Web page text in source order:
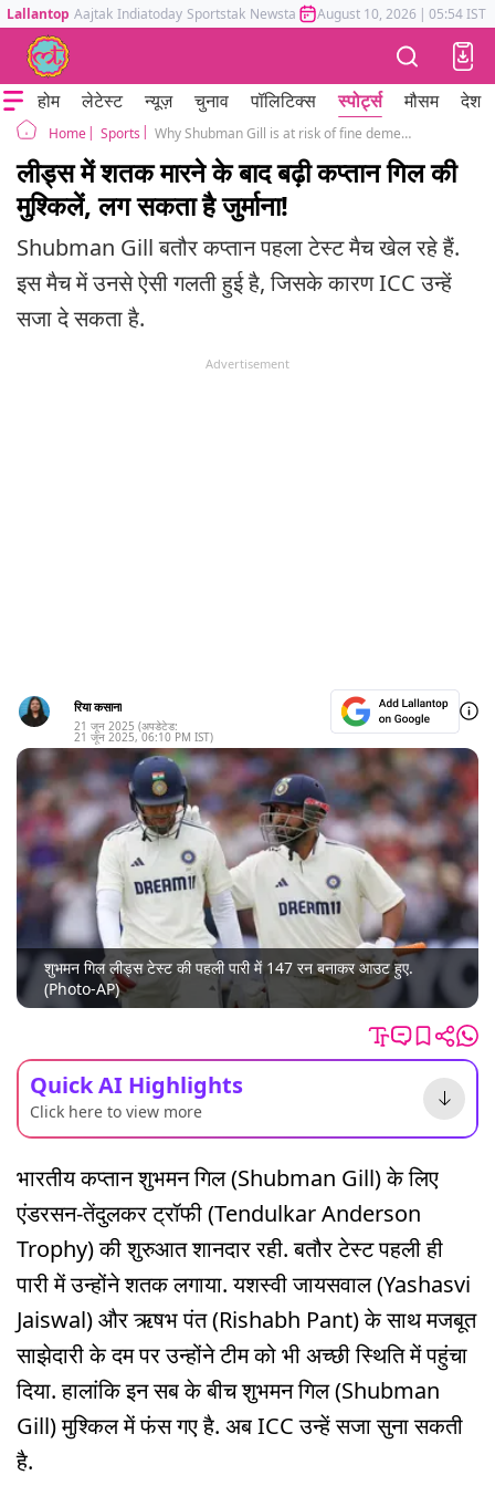
Lallantop Aajtak Indiatoday Sportstak Newstak Mumbai Tak Astrotak
August 10, 2026 | 05:54 IST
होम लेटेस्ट न्यूज़ चुनाव पॉलिटिक्स स्पोर्ट्स मौसम देश
Home Sports Why Shubman Gill is at risk of fine demerit point black socks ind vs eng leeds test
लीड्स में शतक मारने के बाद बढ़ी कप्तान गिल की
मुश्किलें, लग सकता है जुर्माना!
Shubman Gill बतौर कप्तान पहला टेस्ट मैच खेल रहे हैं.
इस मैच में उनसे ऐसी गलती हुई है, जिसके कारण ICC उन्हें
सजा दे सकता है.
Advertisement
रिया कसाना
21 जून 2025 (अपडेटेड:
21 जून 2025, 06:10 PM IST)
शुभमन गिल लीड्स टेस्ट की पहली पारी में 147 रन बनाकर आउट हुए.
(Photo-AP)
Quick AI Highlights
Click here to view more
भारतीय कप्तान शुभमन गिल (Shubman Gill) के लिए
एंडरसन-तेंदुलकर ट्रॉफी (Tendulkar Anderson
Trophy) की शुरुआत शानदार रही. बतौर टेस्ट पहली ही
पारी में उन्होंने शतक लगाया. यशस्वी जायसवाल (Yashasvi
Jaiswal) और ऋषभ पंत (Rishabh Pant) के साथ मजबूत
साझेदारी के दम पर उन्होंने टीम को भी अच्छी स्थिति में पहुंचा
दिया. हालांकि इन सब के बीच शुभमन गिल (Shubman
Gill) मुश्किल में फंस गए है. अब ICC उन्हें सजा सुना सकती
है.